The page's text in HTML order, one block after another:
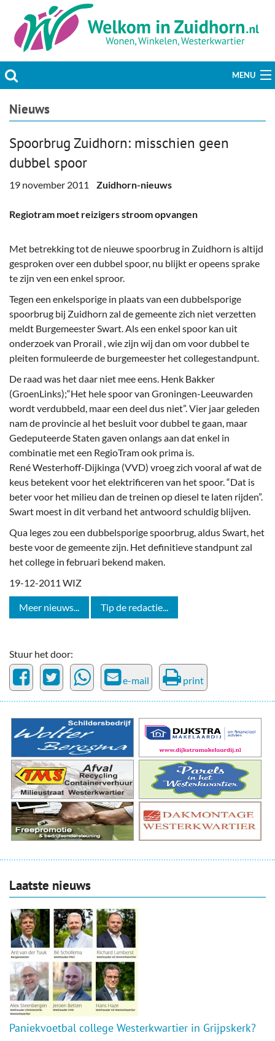
MENU
Actueel
Welzijn & Maatschappij
Bedrijven
Prikbord & Aanbiedingen
Plaats bericht
Nieuws
Spoorbrug Zuidhorn: misschien geen
dubbel spoor
19 november 2011 Zuidhorn-nieuws
Regiotram moet reizigers stroom opvangen
Met betrekking tot de nieuwe spoorbrug in Zuidhorn is altijd
gesproken over een dubbel spoor, nu blijkt er opeens sprake
te zijn ven een enkel sproor.
Tegen een enkelsporige in plaats van een dubbelsporige
spoorbrug bij Zuidhorn zal de gemeente zich niet verzetten
meldt Burgemeester Swart. Als een enkel spoor kan uit
onderzoek van Prorail , wie zijn wij dan om voor dubbel te
pleiten formuleerde de burgemeester het collegestandpunt.
De raad was het daar niet mee eens. Henk Bakker
(GroenLinks);“Het hele spoor van Groningen-Leeuwarden
wordt verdubbeld, maar een deel dus niet”. Vier jaar geleden
nam de provincie al het besluit voor dubbel te gaan, maar
Gedeputeerde Staten gaven onlangs aan dat enkel in
combinatie met een RegioTram ook prima is.
René Westerhoff-Dijkinga (VVD) vroeg zich vooral af wat de
keus betekent voor het elektrificeren van het spoor. “Dat is
beter voor het milieu dan de treinen op diesel te laten rijden”.
Swart moest in dit verband het antwoord schuldig blijven.
Qua leges zou een dubbelsporige spoorbrug, aldus Swart, het
beste voor de gemeente zijn. Het definitieve standpunt zal
het college in februari bekend maken.
19-12-2011 WIZ
Meer nieuws... Tip de redactie...
Stuur het door:
e-mail print
Laatste nieuws
Paniekvoetbal college Westerkwartier in Grijpskerk?